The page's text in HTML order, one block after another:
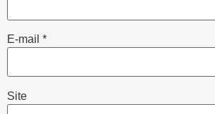
E-mail *
Site